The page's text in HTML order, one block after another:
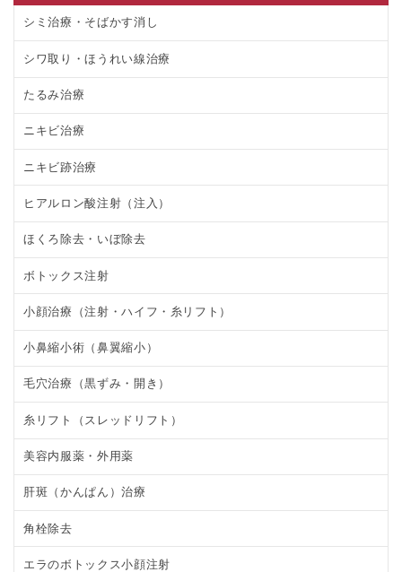
シミ治療・そばかす消し
シワ取り・ほうれい線治療
たるみ治療
ニキビ治療
ニキビ跡治療
ヒアルロン酸注射（注入）
ほくろ除去・いぼ除去
ボトックス注射
小顔治療（注射・ハイフ・糸リフト）
小鼻縮小術（鼻翼縮小）
毛穴治療（黒ずみ・開き）
糸リフト（スレッドリフト）
美容内服薬・外用薬
肝斑（かんぱん）治療
角栓除去
エラのボトックス小顔注射